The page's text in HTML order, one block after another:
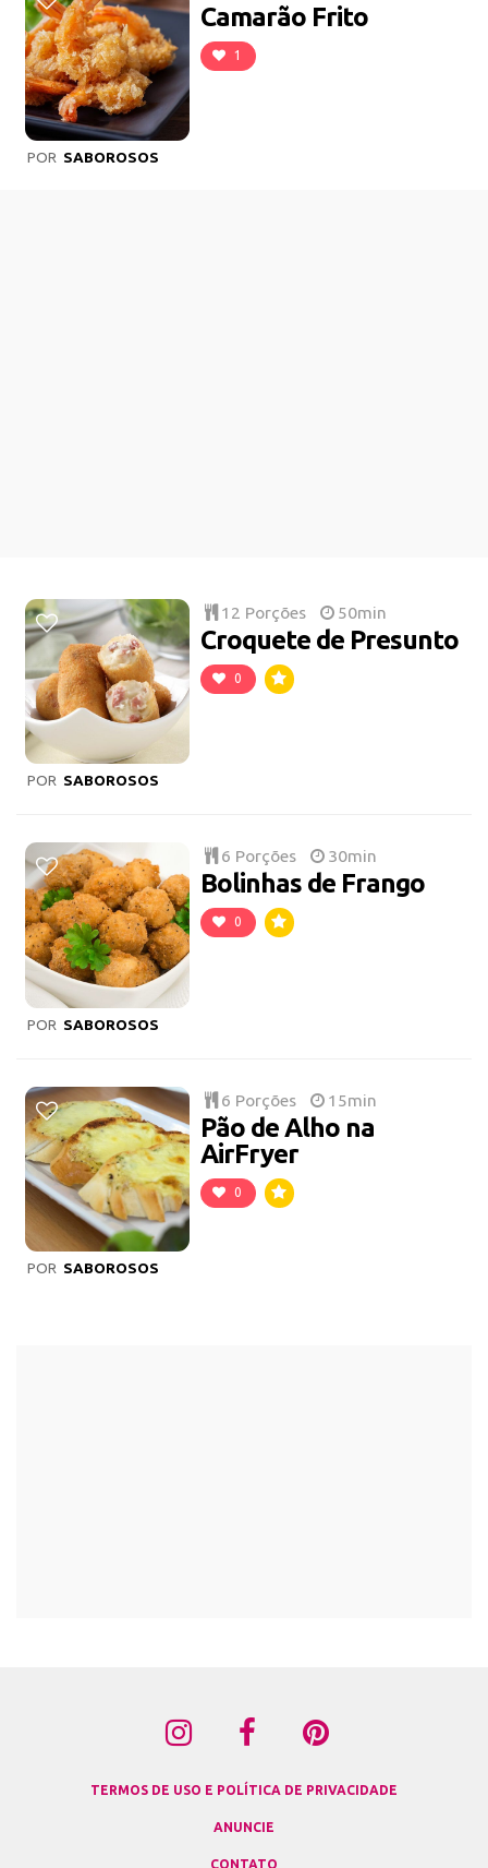
Camarão Frito
1
POR SABOROSOS
12 Porções 50min
Croquete de Presunto
0
POR SABOROSOS
6 Porções 30min
Bolinhas de Frango
0
POR SABOROSOS
6 Porções 15min
Pão de Alho na
AirFryer
0
POR SABOROSOS
TERMOS DE USO E POLÍTICA DE PRIVACIDADE
ANUNCIE
CONTATO